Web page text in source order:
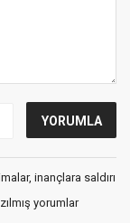
inançlara saldırı
yorumlar